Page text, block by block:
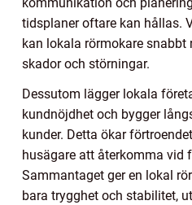
tidsplaner oftare kan hållas.
kan lokala rörmokare snabbt
skador och störningar.
Dessutom lägger lokala
kundnöjdhet och bygger
kunder. Detta ökar
husägare att återkomma vid
Sammantaget ger en lokal
bara trygghet och stabilitet,